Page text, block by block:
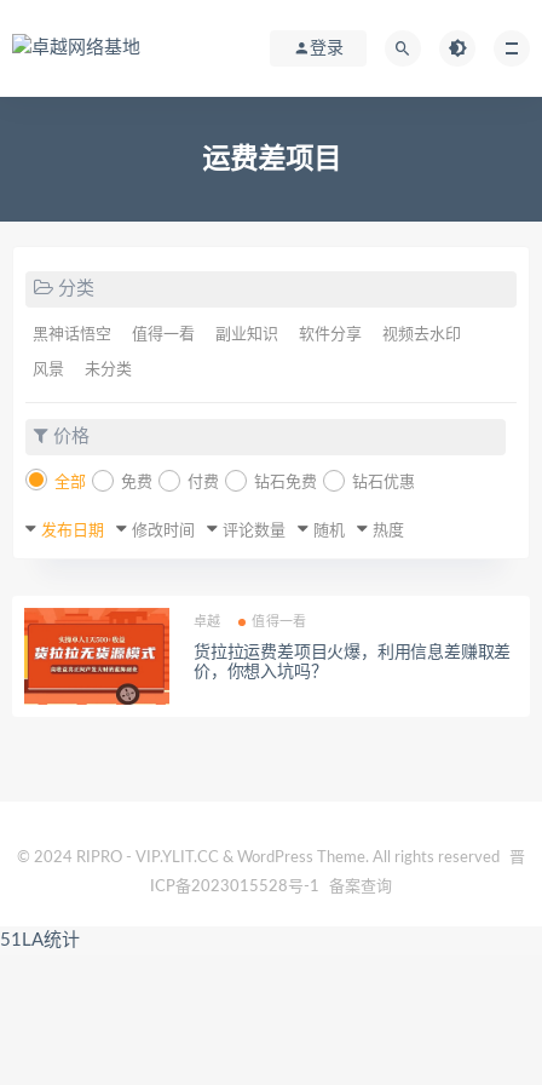
登录
运费差项目
分类
黑神话悟空 值得一看 副业知识 软件分享 视频去水印
风景 未分类
价格
全部 免费 付费 钻石免费 钻石优惠
发布日期 修改时间 评论数量 随机 热度
卓越 值得一看
货拉拉运费差项目火爆，利用信息差赚取差
价，你想入坑吗？
© 2024 RIPRO - VIP.YLIT.CC & WordPress Theme. All rights reserved
晋
ICP备2023015528号-1
备案查询
51LA统计